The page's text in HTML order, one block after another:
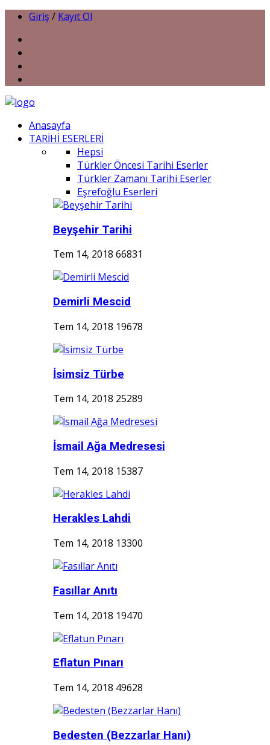
Giriş / Kayıt Ol
Anasayfa
TARİHİ ESERLERİ
Hepsi
Türkler Öncesi Tarihi Eserler
Türkler Zamanı Tarihi Eserler
Eşrefoğlu Eserleri
Beyşehir Tarihi
Tem 14, 2018 66831
Demirli Mescid
Tem 14, 2018 19678
İsimsiz Türbe
Tem 14, 2018 25289
İsmail Ağa Medresesi
Tem 14, 2018 15387
Herakles Lahdi
Tem 14, 2018 13300
Fasıllar Anıtı
Tem 14, 2018 19470
Eflatun Pınarı
Tem 14, 2018 49628
Bedesten (Bezzarlar Hanı)